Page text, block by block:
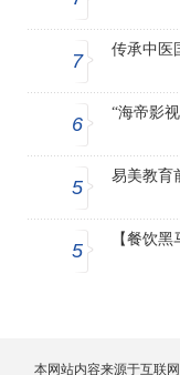
7
传承中医
6
“海帝影
5
易美教育
5
【餐饮
本网站内容来源于互联